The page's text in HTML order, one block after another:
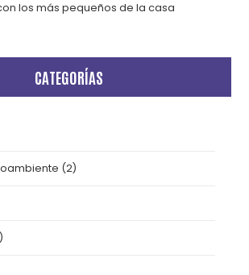
los más pequeños de la casa
CATEGORÍAS
(2)